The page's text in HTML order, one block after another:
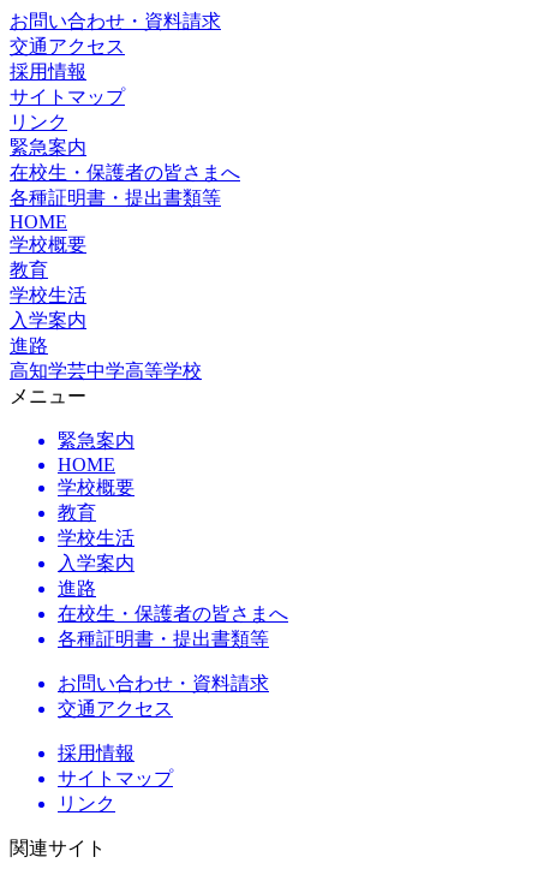
お問い合わせ・資料請求
交通アクセス
採用情報
サイトマップ
リンク
緊急案内
在校生・保護者の皆さまへ
各種証明書・提出書類等
HOME
学校概要
教育
学校生活
入学案内
進路
高知学芸中学高等学校
メニュー
緊急案内
HOME
学校概要
教育
学校生活
入学案内
進路
在校生・保護者の皆さまへ
各種証明書・提出書類等
お問い合わせ・資料請求
交通アクセス
採用情報
サイトマップ
リンク
関連サイト